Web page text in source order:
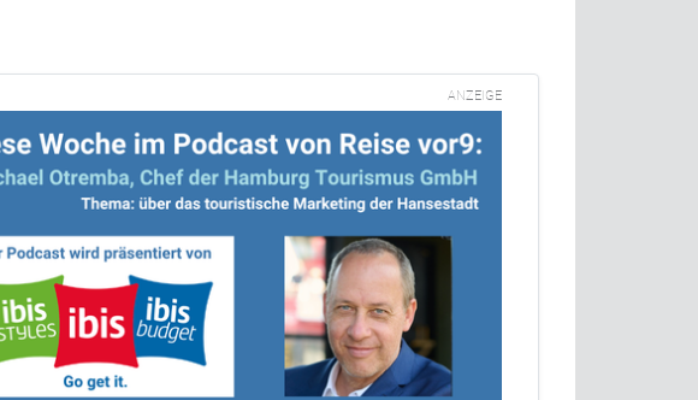
ANZEIGE